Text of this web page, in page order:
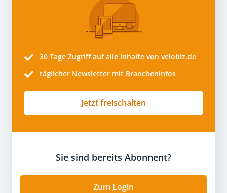
30 Tage Zugriff auf alle Inhalte von velobiz.de
täglicher Newsletter mit Brancheninfos
Jetzt freischalten
Sie sind bereits Abonnent?
Zum Login